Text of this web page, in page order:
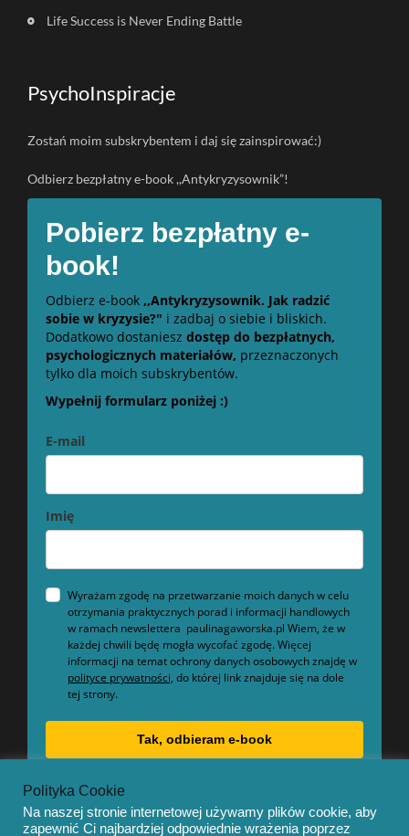
Life Success is Never Ending Battle
PsychoInspiracje
Zostań moim subskrybentem i daj się zainspirować:)
Odbierz bezpłatny e-book ,,Antykryzysownik”!
Pobierz bezpłatny e-
book!
Odbierz e-book ,,Antykryzysownik. Jak radzić
sobie w kryzysie?" i zadbaj o siebie i bliskich.
Dodatkowo dostaniesz dostęp do bezpłatnych,
psychologicznych materiałów, przeznaczonych
tylko dla moich subskrybentów.
Wypełnij formularz poniżej :)
E-mail
Imię
Wyrażam zgodę na przetwarzanie moich danych w celu
otrzymania praktycznych porad i informacji handlowych
w ramach newslettera paulinagaworska.pl Wiem, że w
każdej chwili będę mogła wycofać zgodę. Więcej
informacji na temat ochrony danych osobowych znajdę w
polityce prywatności, do której link znajduje się na dole
tej strony.
Tak, odbieram e-book
Polityka Cookie
Na naszej stronie internetowej używamy plików cookie, aby
zapewnić Ci najbardziej odpowiednie wrażenia poprzez